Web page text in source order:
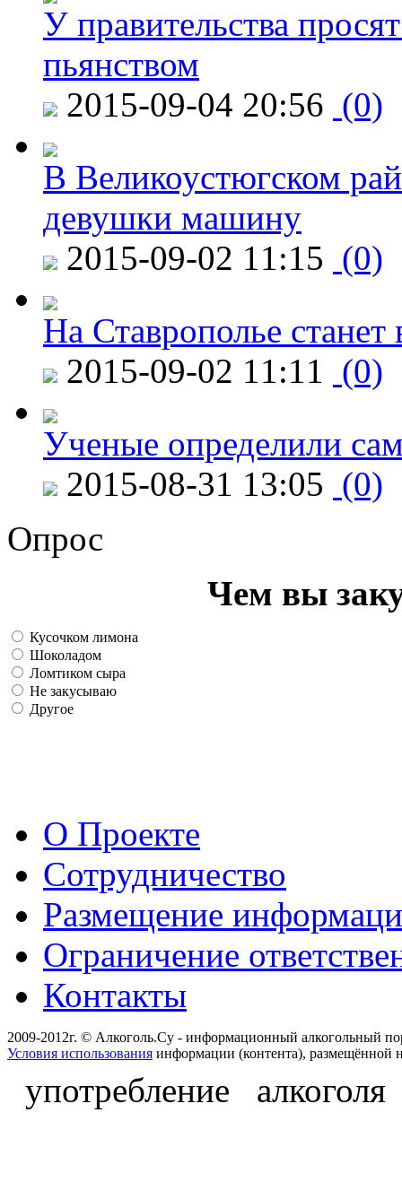
У правительства
пьянством
2015-09-04 20:56 (0)
В Великоустюгском
девушки машину
2015-09-02 11:15 (0)
На Ставрополье
2015-09-02 11:11 (0)
Ученые определили
2015-08-31 13:05 (0)
Опрос
Чем вы
Кусочком лимона
Шоколадом
Ломтиком сыра
Не закусываю
Другое
О Проекте
Сотрудничество
Размещение
Ограничение
Контакты
2009-2012г. © Алкоголь.Су - информационный алкогольный
Условия использования информации (контента), размещённой
употребление